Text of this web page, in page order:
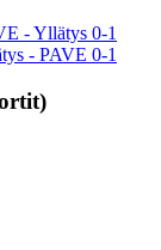
- Yllätys 0-1
- PAVE 0-1